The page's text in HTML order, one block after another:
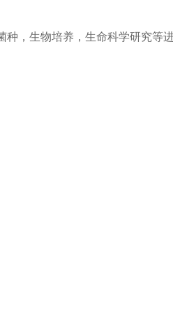
，生物培养，生命科学研究等